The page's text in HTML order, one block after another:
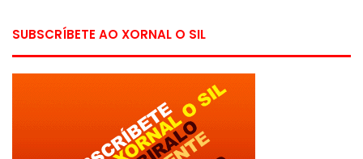
SUBSCRÍBETE AO XORNAL O SIL